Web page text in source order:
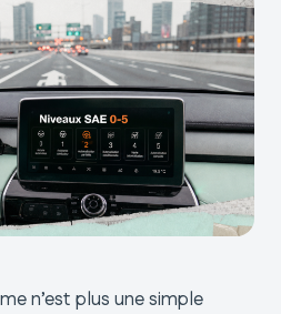
n’est plus une simple